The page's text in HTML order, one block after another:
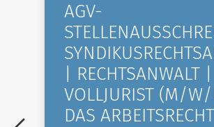
AGV-
| RECHTSANWALT |
VOLLJURIST (M/
DAS ARBEITSRECHT